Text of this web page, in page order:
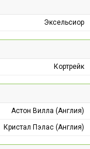
Эксельсиор
Кортрейк
Астон Вилла (Англия)
Кристал Пэлас (Англия)